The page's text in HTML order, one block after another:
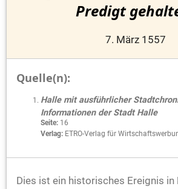
Predigt
7. März 1557
Quelle(n):
Halle mit ausführlicher
Informationen der Stadt Halle
Seite: 16
Verlag: ETRO-Verlag für
Dies ist ein historisches Ereignis in